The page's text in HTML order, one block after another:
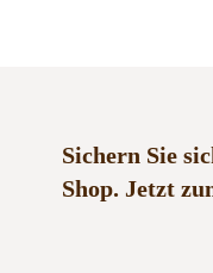
Sichern Sie
Shop. Jetzt